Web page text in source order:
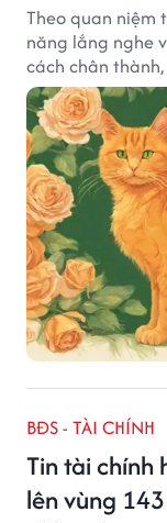
Theo quan niệm
năng lắng nghe
cách chân
tạo dựng nhiều
BĐS - TÀI CHÍNH
Tin tài chính
lên vùng